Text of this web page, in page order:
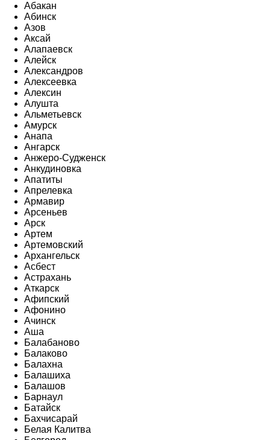
Абакан
Абинск
Азов
Аксай
Алапаевск
Алейск
Александров
Алексеевка
Алексин
Алушта
Альметьевск
Амурск
Анапа
Ангарск
Анжеро-Судженск
Анкудиновка
Апатиты
Апрелевка
Армавир
Арсеньев
Арск
Артем
Артемовский
Архангельск
Асбест
Астрахань
Аткарск
Афипский
Афонино
Ачинск
Аша
Балабаново
Балаково
Балахна
Балашиха
Балашов
Барнаул
Батайск
Бахчисарай
Белая Калитва